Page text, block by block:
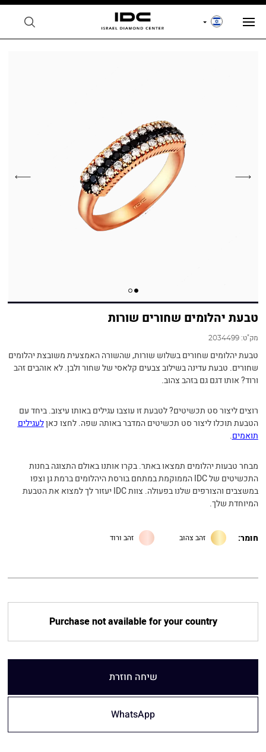
טבעת יהלומים שחורים שורות
מק"ט:2034499
טבעת יהלומים שחורים בשלוש שורות, שהשורה האמצעית משובצת יהלומים
שחורים. טבעת עדינה בשילוב צבעים קלאסי של שחור ולבן. לא אוהבים זהב
ורוד? אותו דגם גם בזהב צהוב.
רוצים ליצור סט תכשיטים? לטבעת זו עוצבו עגילים באותו עיצוב. ביחד עם
הטבעת תוכלו ליצור סט תכשיטים המדבר באותה שפה. לחצו כאןלעגילים
תואמים.
מבחר טבעות יהלומים תמצאו באתר. בקרו אותנו באולם התצוגה בחנות
התכשיטים של IDC הממוקמת במתחם בורסת היהלומים ברמת גן וצפו
במשצבים והצורפים שלנו בפעולה. צוות IDC יעזור לך למצוא את הטבעת
המיוחדת שלך.
חומר: זהב צהוב זהב ורוד
Purchase not available for your country
שיחה חוזרת
WhatsApp